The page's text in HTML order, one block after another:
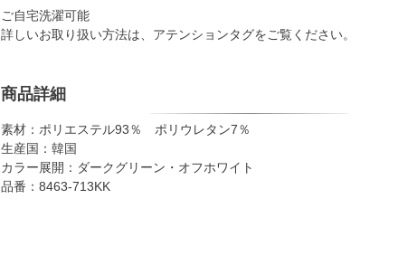
ご自宅洗濯可能
詳しいお取り扱い方法は、アテンションタグをご覧ください。
商品詳細
素材：ポリエステル93％ ポリウレタン7％
生産国：韓国
カラー展開：ダークグリーン・オフホワイト
品番：8463-713KK